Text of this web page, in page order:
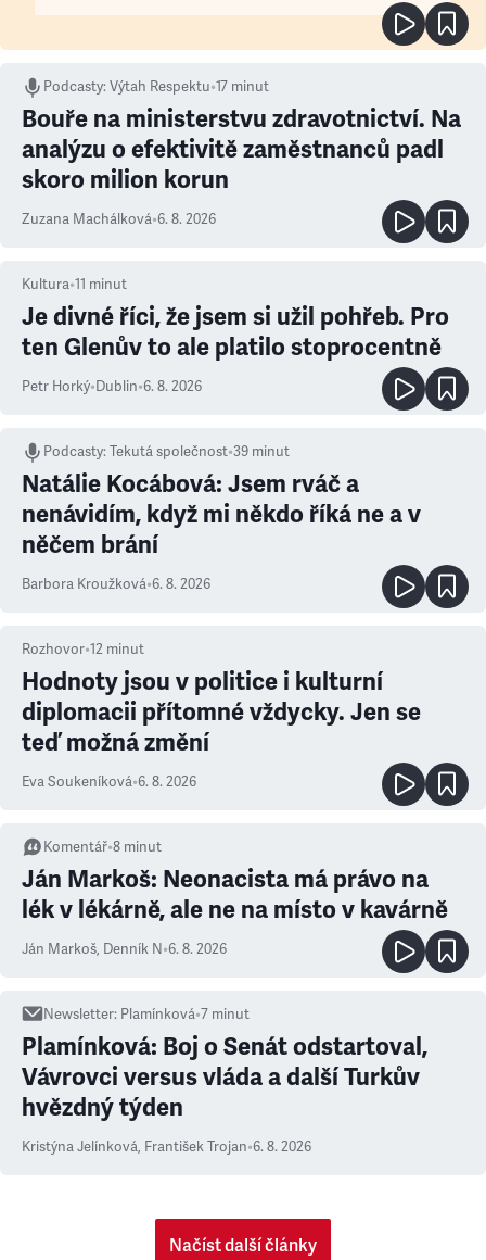
Podcasty:Výtah Respektu•17 minut
Bouře na ministerstvu zdravotnictví. Na
analýzu o efektivitě zaměstnanců padl
skoro milion korun
Zuzana Machálková•6. 8. 2026
Kultura•11 minut
Je divné říci, že jsem si užil pohřeb. Pro
ten Glenův to ale platilo stoprocentně
Petr Horký•Dublin•6. 8. 2026
Podcasty:Tekutá společnost•39 minut
Natálie Kocábová: Jsem rváč a
nenávidím, když mi někdo říká ne a v
něčem brání
Barbora Kroužková•6. 8. 2026
Rozhovor•12 minut
Hodnoty jsou v politice i kulturní
diplomacii přítomné vždycky. Jen se
teď možná změní
Eva Soukeníková•6. 8. 2026
Komentář•8 minut
Ján Markoš: Neonacista má právo na
lék v lékárně, ale ne na místo v kavárně
Ján Markoš, Denník N•6. 8. 2026
Newsletter: Plamínková•7 minut
Plamínková: Boj o Senát odstartoval,
Vávrovci versus vláda a další Turkův
hvězdný týden
Kristýna Jelínková, František Trojan•6. 8. 2026
Načíst další články